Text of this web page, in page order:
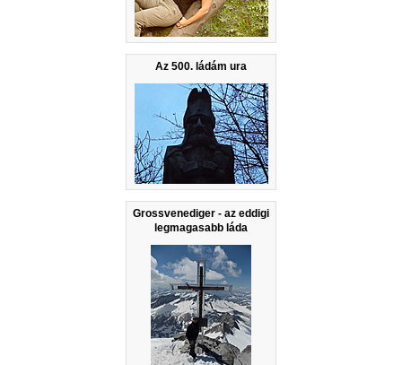
Az 500. ládám ura
Grossvenediger - az eddigi
legmagasabb láda